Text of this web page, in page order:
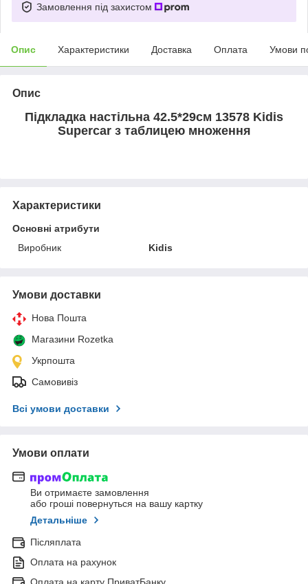
Замовлення під захистом
Опис Характеристики Доставка Оплата Умови
Опис
Підкладка настільна 42.5*29см 13578 Kidis
Supercar з таблицею множення
Характеристики
Основні атрибути
Виробник
Kidis
Умови доставки
Нова Пошта
Магазини Rozetka
Укрпошта
Самовивіз
Всі умови доставки
Умови оплати
Ви отримаєте замовлення
або гроші повернуться на вашу картку
Детальніше
Післяплата
Оплата на рахунок